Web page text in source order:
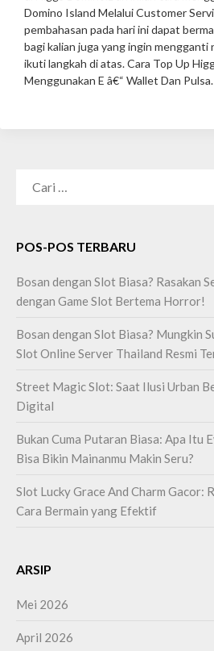
Domino Island Melalui Customer
pembahasan pada hari ini dapat
bagi kalian juga yang ingin mengganti
ikuti langkah di atas.Cara Top Up
Menggunakan E â€“ Wallet Dan
POS-POS TERBARU
Bosan dengan Slot Biasa? Rasakan
dengan Game Slot Bertema Horror!
Bosan dengan Slot Biasa? Mungkin
Slot Online Server Thailand Resmi
Street Magic Slot: Saat Ilusi Urban
Digital
Bukan Cuma Putaran Biasa: Apa Itu
Bisa Bikin Mainanmu Makin Seru?
Slot Lucky Grace And Charm Gacor:
Cara Bermain yang Efektif
ARSIP
Mei 2026
April 2026